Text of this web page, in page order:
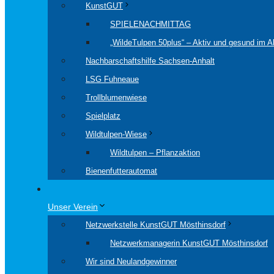
KunstGUT
SPIELENACHMITTAG
„WildeTulpen 50plus“ – Aktiv und gesund im
Nachbarschaftshilfe Sachsen-Anhalt
LSG Fuhneaue
Trollblumenwiese
Spielplatz
Wildtulpen-Wiese
Wildtulpen – Pflanzaktion
Bienenfutterautomat
Unser Verein
Netzwerkstelle KunstGUT Mösthinsdorf
Netzwerkmanagerin KunstGUT Mösthinsdorf
Wir sind Neulandgewinner